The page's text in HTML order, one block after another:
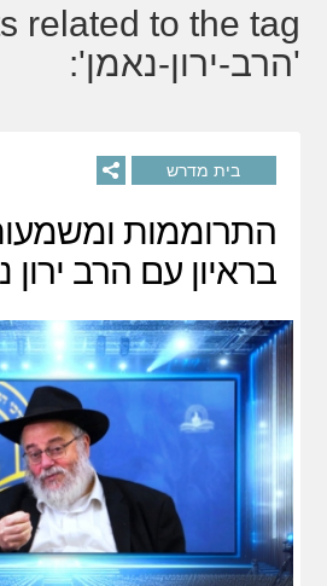
related to the tag
'הרב-ירון-נאמן':
בית מדרש
התרוממות
בראיון עם הרב ירון